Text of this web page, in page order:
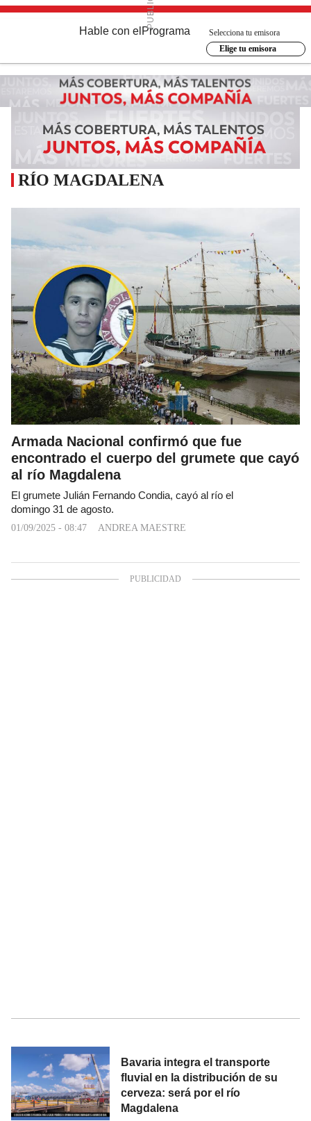
Hable con el Programa
Selecciona tu emisora
Elige tu emisora
RÍO MAGDALENA
Armada Nacional confirmó que fue
encontrado el cuerpo del grumete que cayó
al río Magdalena
El grumete Julián Fernando Condia, cayó al río el
domingo 31 de agosto.
01/09/2025 - 08:47 ANDREA MAESTRE
Bavaria integra el transporte
fluvial en la distribución de su
cerveza: será por el río
Magdalena